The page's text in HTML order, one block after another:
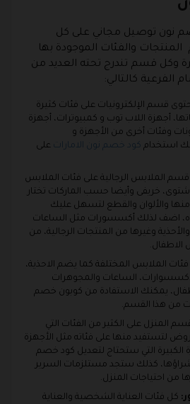
نون توصيل مجاني على كل
والفئات الموجودة بها
وكل قسم تندرج تحته العديد من
الفرعية كالتالي:
قسم الإلكترونيات على فئات كثيرة
أجهزة اللاب توب و كمبيوترات، أجهزة
وفئات أخرى من الأجهزة و
استخدام كود خصم نون الامارات على
الملابس الرجالية على فئات الملابس
خريفى وأيضا حسب الماركات تختار
منها والألوان والقطع لتسهل عليك
اضف لذلك أكسسورات مثل الساعات
وغيرها من المنتجات الرجالية، من
الملابس المختلفة كما يضم الاحذية،
الساعات والمجوهرات
يمكنك الاستفادة من كوبون خصم
من هذا القسم.
المنزل على الكثير من الفئات التي
لتستفيد منها على فئاته مثل الأجهزة
الكبيرة التي ستحتاج لتعديل كود خصم
كذلك ستجد مستلزمات السرير
من احتياجات المنزل.
كل فئات العناية الشخصية والعناية